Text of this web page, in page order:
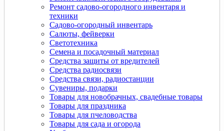
Ремонт садово-огородного инвентаря и
техники
Садово-огородный инвентарь
Салюты, фейверки
Светотехника
Семена и посадочный материал
Средства защиты от вредителей
Средства радиосвязи
Средства связи, радиостанции
Сувениры, подарки
Товары для новобрачных, свадебные товары
Товары для праздника
Товары для пчеловодства
Товары для сада и огорода